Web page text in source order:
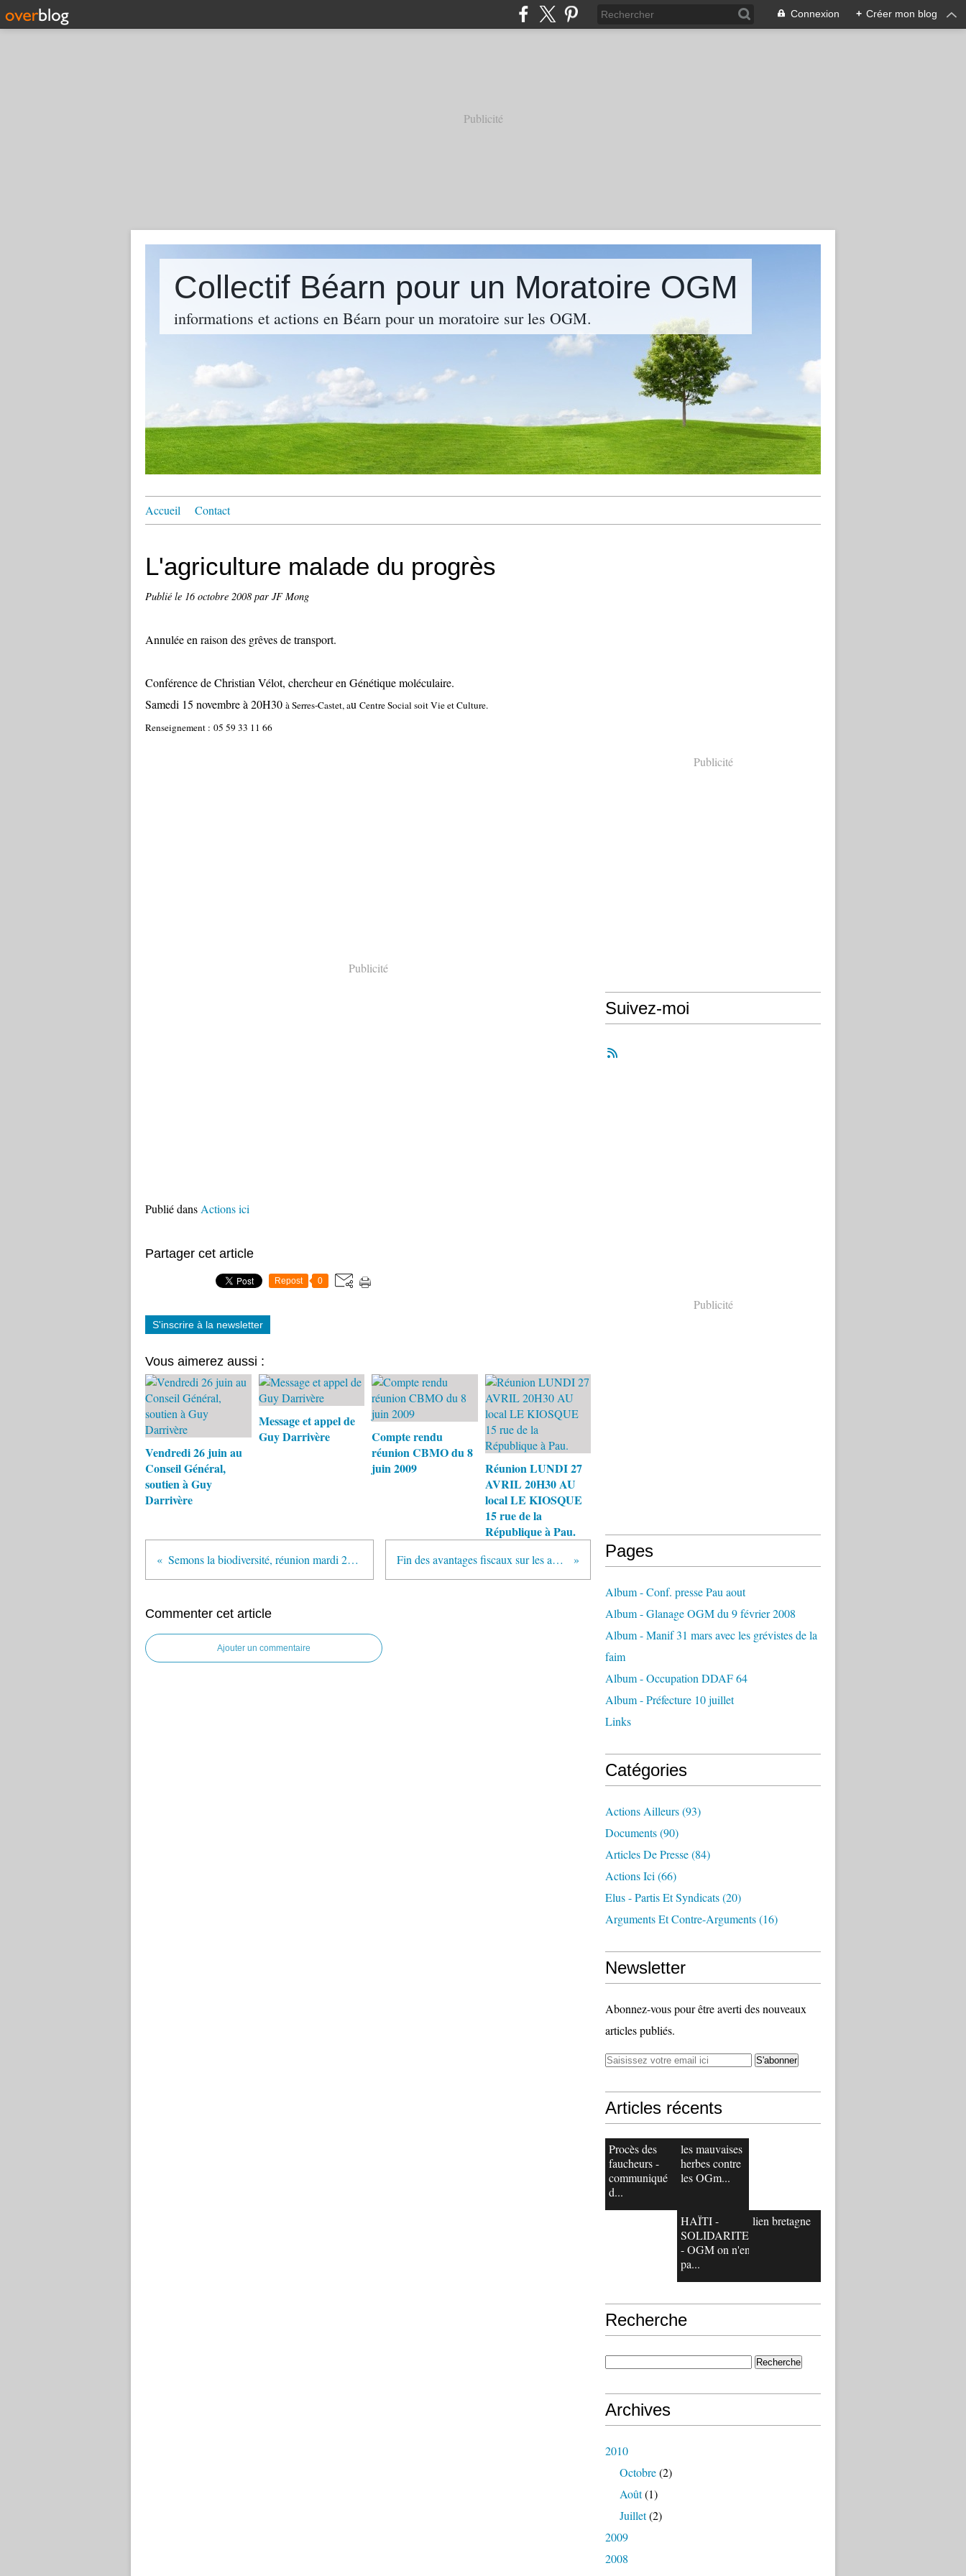
Connexion + Créer mon blog
Publicité
Collectif Béarn pour un Moratoire OGM
informations et actions en Béarn pour un moratoire sur les OGM.
Accueil Contact
L'agriculture malade du progrès
Publié le 16 octobre 2008 par JF Mong
Annulée en raison des grêves de transport.
Conférence de Christian Vélot, chercheur en Génétique moléculaire.
Samedi 15 novembre à 20H30 à Serres-Castet, au Centre Social soit Vie et Culture.
Renseignement : 05 59 33 11 66
Publicité
Publié dans Actions ici
Partager cet article
Repost 0
S'inscrire à la newsletter
Vous aimerez aussi :
Vendredi 26 juin au
Conseil Général,
soutien à Guy
Darrivère
Message et appel de
Guy Darrivère
Compte rendu
réunion CBMO du 8
juin 2009
Réunion LUNDI 27
AVRIL 20H30 AU
local LE KIOSQUE
15 rue de la
République à Pau.
Semons la biodiversité, réunion mardi 28/10/08 à Paris Fin des avantages fiscaux sur les agrocarburants
Commenter cet article
Ajouter un commentaire
Publicité
Suivez-moi
Publicité
Pages
Album - Conf. presse Pau aout
Album - Glanage OGM du 9 février 2008
Album - Manif 31 mars avec les grévistes de la
faim
Album - Occupation DDAF 64
Album - Préfecture 10 juillet
Links
Catégories
Actions Ailleurs(93)
Documents(90)
Articles De Presse(84)
Actions Ici (66)
Elus - Partis Et Syndicats(20)
Arguments Et Contre-Arguments(16)
Newsletter
Abonnez-vous pour être averti des nouveaux
articles publiés.
Articles récents
Procès des
faucheurs -
communiqué
d...
les mauvaises
herbes contre
les OGm...
HAÏTI -
SOLIDARITE
- OGM on n'en
pa...
lien bretagne
Recherche
Archives
2010
Octobre(2)
Août(1)
Juillet(2)
2009
2008